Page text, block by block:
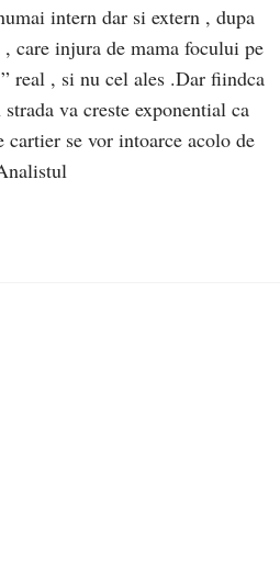
intern dar si extern , dupa
care injura de mama focului pe
real , si nu cel ales .Dar fiindca
va creste exponential ca
se vor intoarce acolo de